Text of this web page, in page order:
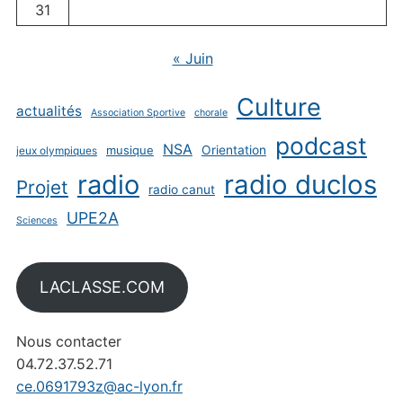
31
« Juin
actualités Association Sportive chorale Culture
jeux olympiques musique NSA Orientation podcast
Projet radio radio canut radio duclos
Sciences UPE2A
LACLASSE.COM
Nous contacter
04.72.37.52.71
ce.0691793z@ac-lyon.fr